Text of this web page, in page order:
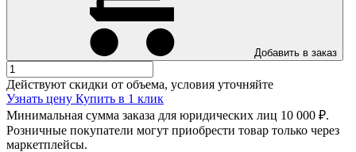
Добавить в заказ
Действуют скидки от объема, условия уточняйте
Узнать цену Купить в 1 клик
Минимальная сумма заказа для юридических лиц 10 000 ₽.
Розничные покупатели могут приобрести товар только через
маркетплейсы.